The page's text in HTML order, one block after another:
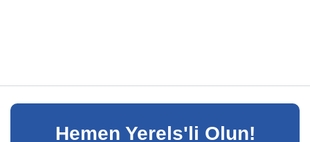
Hemen Yerels'li Olun!